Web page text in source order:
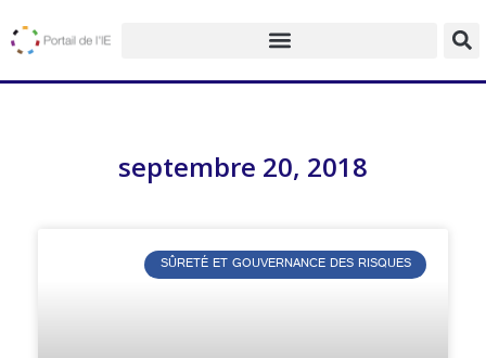
septembre 20, 2018
SÛRETÉ ET GOUVERNANCE DES RISQUES